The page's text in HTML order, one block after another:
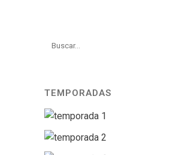
TEMPORADAS